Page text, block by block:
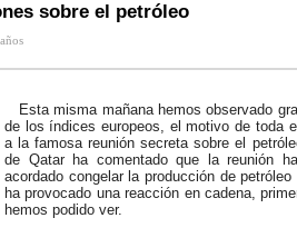
sobre el petróleo
Esta misma mañana hemos observado
de los índices europeos, el motivo de toda
a la famosa reunión secreta sobre el
de Qatar ha comentado que la reunión
acordado congelar la producción de
ha provocado una reacción en cadena,
hemos podido ver.